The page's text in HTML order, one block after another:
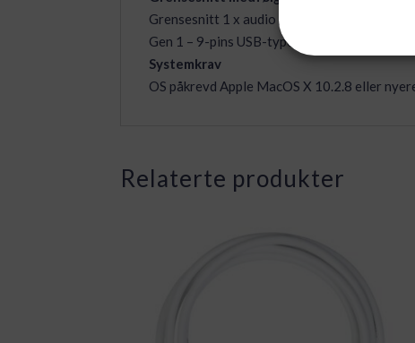
Grensesnitt 1 x audio / video – HDMI – 19
Gen 1 – 9-pins USB-type A
Systemkrav
OS påkrevd Apple MacOS X 10.2.8 eller
Relaterte produkter